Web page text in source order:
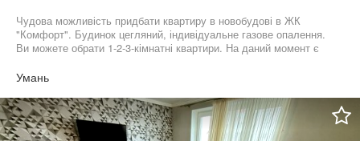
Чудова можливість придбати квартиру в новобудові в ЖК
"Комфорт". Будинок цегляний, індивідуальне газове опалення.
Ви можете обрати 1-2-3-кімнатні квартири. На даний момент є
через два роки. Можливісь інвестувати кошти в сучасну
нерухомості "Лілія"
Умань